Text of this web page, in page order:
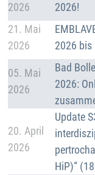
2026
2026!
Details
21. Mai
2026
2026 bis
Details
05. Mai
2026
Bad
2026:
20. April
2026
Update
HiP)“